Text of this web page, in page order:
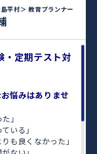
島平村＞教育プランナー
・定期テスト対
悩みはありませ
」
いる」
も良くなかった」